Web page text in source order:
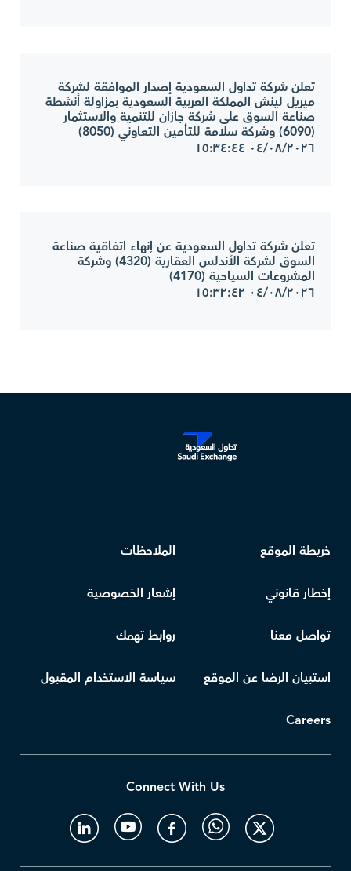
تعلن شركة تداول السعودية إصدار الموافقة لشركة
ميريل لينش المملكة العربية السعودية بمزاولة أنشطة
صناعة السوق على شركة جازان للتنمية والاستثمار
(6090) وشركة سلامة للتأمين التعاوني (8050)
٠٤/٠٨/٢٠٢٦ ١٥:٣٤:٤٤
تعلن شركة تداول السعودية عن إنهاء اتفاقية صناعة
السوق لشركة الأندلس العقارية (4320) وشركة
المشروعات السياحية (4170)
٠٤/٠٨/٢٠٢٦ ١٥:٣٢:٤٢
خريطة الموقع الملاحظات
إخطار قانوني إشعار الخصوصية
تواصل معنا روابط تهمك
استبيان الرضا عن الموقع سياسة الاستخدام المقبول
Careers
Connect With Us